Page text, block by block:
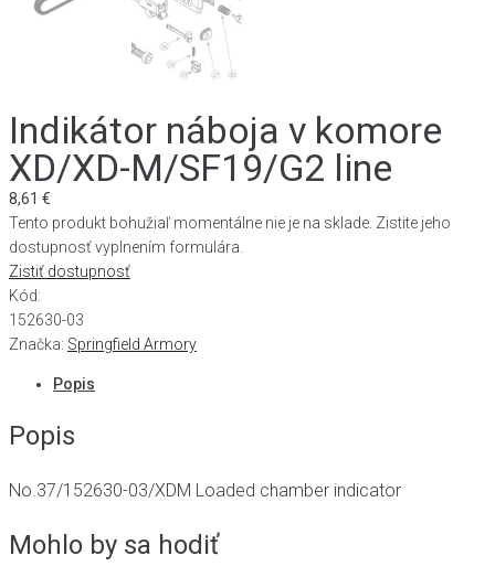
Indikátor náboja v komore
XD/XD-M/SF19/G2 line
8,61 €
Tento produkt bohužiaľ momentálne nie je na sklade. Zistite jeho
dostupnosť vyplnením formulára.
Zistiť dostupnosť
Kód:
152630-03
Značka: Springfield Armory
Popis
Popis
No.37/152630-03/XDM Loaded chamber indicator
Mohlo by sa hodiť